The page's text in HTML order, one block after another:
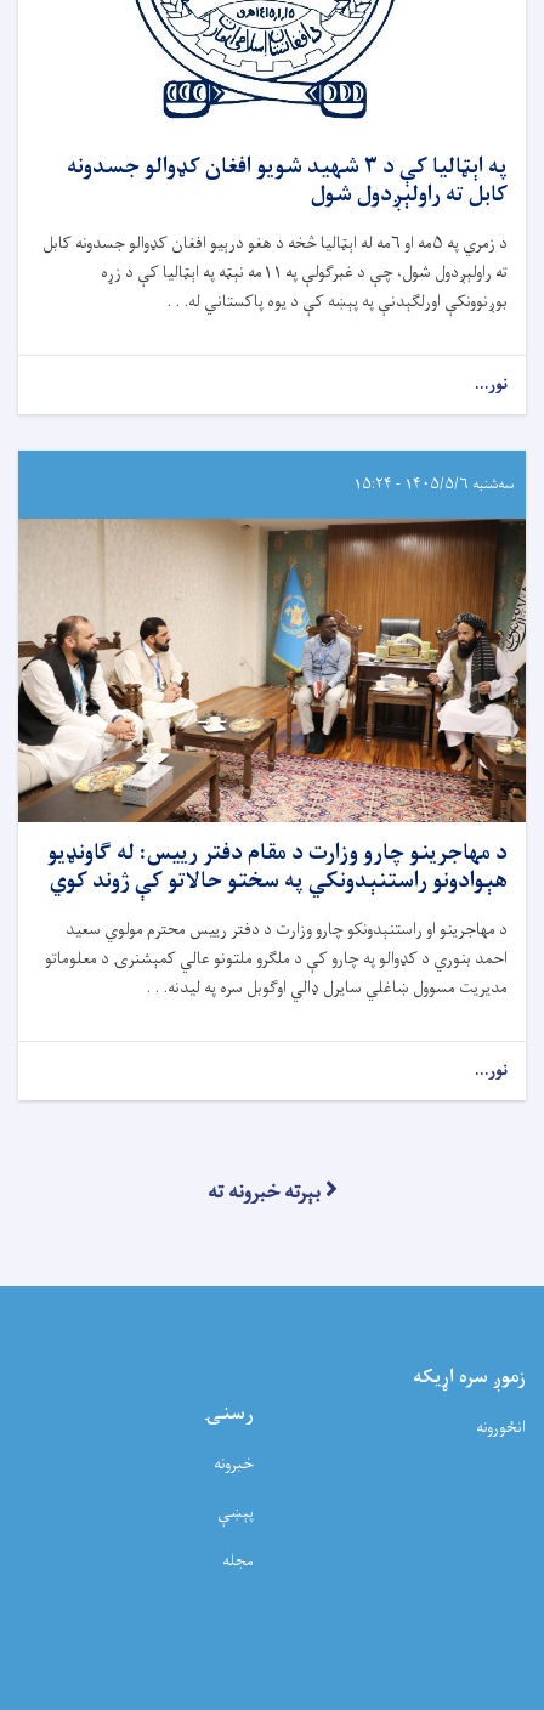
په اېټالیا کې د ۳ شهید شویو افغان کډوالو جسدونه
کابل ته راولېږدول شول
د زمري په ۵مه او ۶مه له اېټالیا څخه د هغو درېیو افغان کډوالو جسدونه کابل
ته راولېږدول شول، چې د غبرګولې په ۱۱مه نېټه په اېټالیا کې د زړه
بوږنوونکې اورلګېدنې په پېښه کې د یوه پاکستاني له. . .
نور...
سه‌شنبه ۱۴۰۵/۵/۶ - ۱۵:۲۴
د مهاجرینو چارو وزارت د مقام دفتر رییس: له ګاونډیو
هېوادونو راستنېدونکي په سختو حالاتو کې ژوند کوي
د مهاجرینو او راستنېدونکو چارو وزارت د دفتر رییس محترم مولوي سعید
احمد بنوري د کډوالو په چارو کې د ملګرو ملتونو عالي کمېشنرۍ د معلوماتو
مدیریت مسوول ښاغلي سایرل ډالي اوګوبل سره په لیدنه. . .
نور...
بېرته خبرونه ته
زموږ سره اړيکه
انځورونه رسنۍ
خبرونه
پېښې
مجله